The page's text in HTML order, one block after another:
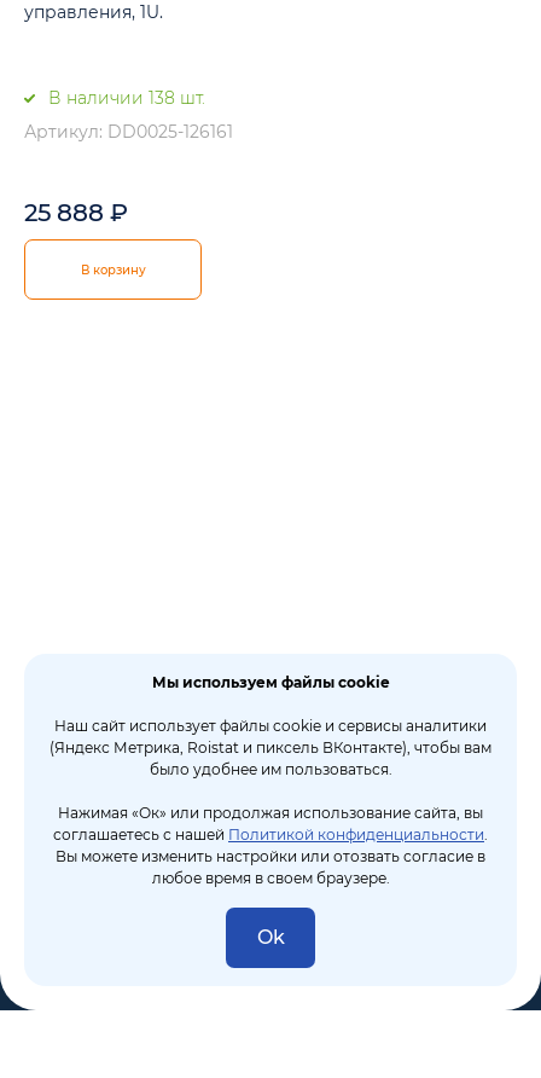
управления, 1U.
В наличии 138 шт.
Артикул: DD0025-126161
25 888 ₽
В корзину
Мы используем файлы cookie
Наш сайт использует файлы cookie и сервисы аналитики
(Яндекс Метрика, Roistat и пиксель ВКонтакте), чтобы вам
было удобнее им пользоваться.
Нажимая «Ок» или продолжая использование сайта, вы
соглашаетесь с нашей Политикой конфиденциальности.
Вы можете изменить настройки или отозвать согласие в
любое время в своем браузере.
Ok